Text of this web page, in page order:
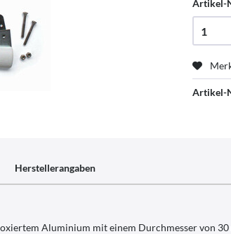
Artikel-
Artikel-
Herstellerangaben
Aluminium mit einem Durchmesser von